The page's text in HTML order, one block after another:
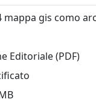
mappa gis como
Editoriale (PDF)